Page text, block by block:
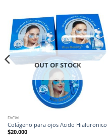
OUT OF STOCK
FACIAL
Colágeno para ojos Acido Hialuronico
$20.000